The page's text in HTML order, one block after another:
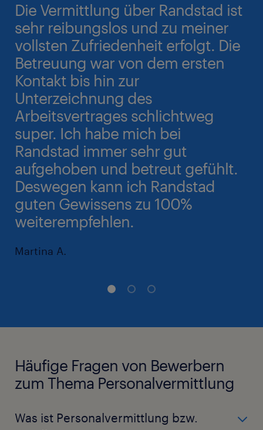
Die Vermittlung über Randstad ist
sehr reibungslos und zu meiner
vollsten Zufriedenheit erfolgt. Die
Betreuung war von dem ersten
Kontakt bis hin zur
Unterzeichnung des
Arbeitsvertrages schlichtweg
super. Ich habe mich bei
Randstad immer sehr gut
aufgehoben und betreut gefühlt.
Deswegen kann ich Randstad
guten Gewissens zu 100%
weiterempfehlen.
Martina A.
Häufige Fragen von Bewerbern
zum Thema Personalvermittlung
Was ist Personalvermittlung bzw.